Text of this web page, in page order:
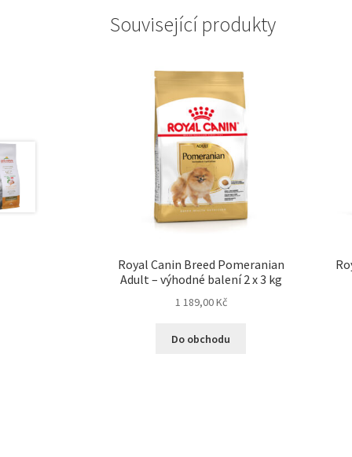
Související produkty
Royal Canin Breed Pomeranian
Adult – výhodné balení 2 x 3 kg
1 189,00Kč
Do obchodu